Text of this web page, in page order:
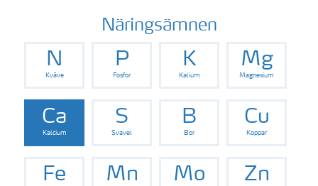
Näringsämnen
N
Kväve
P
Fosfor
K
Kalium
Mg
Magnesium
Ca
Kalcium
S
Svavel
B
Bor
Cu
Koppar
Fe Mn Mo Zn